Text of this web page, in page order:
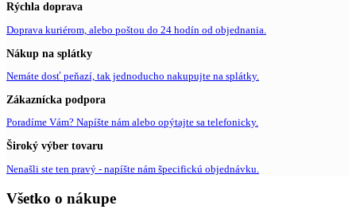
Rýchla doprava
Doprava kuriérom, alebo poštou do 24 hodín od objednania.
Nákup na splátky
Nemáte dosť peňazí, tak jednoducho nakupujte na splátky.
Zákaznícka podpora
Poradíme Vám? Napíšte nám alebo opýtajte sa telefonicky.
Široký výber tovaru
Nenašli ste ten pravý - napíšte nám špecifickú objednávku.
Všetko o nákupe